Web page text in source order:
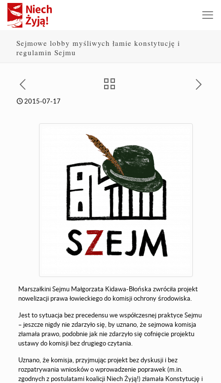
Sejmowe lobby myśliwych łamie konstytucję i
regulamin Sejmu
2015-07-17
Marszałkini Sejmu Małgorzata Kidawa-Błońska zwróciła projekt
nowelizacji prawa łowieckiego do komisji ochrony środowiska.
Jest to sytuacja bez precedensu we współczesnej praktyce Sejmu
– jeszcze nigdy nie zdarzyło się, by uznano, że sejmowa komisja
złamała prawo, podobnie jak nie zdarzyło się cofnięcie projektu
ustawy do komisji bez drugiego czytania.
Uznano, że komisja, przyjmując projekt bez dyskusji i bez
rozpatrywania wniosków o wprowadzenie poprawek (m.in.
zgodnych z postulatami koalicji Niech Żyją!) złamała Konstytucję i